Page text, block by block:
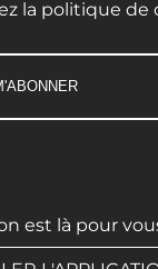
la politique
est là pour